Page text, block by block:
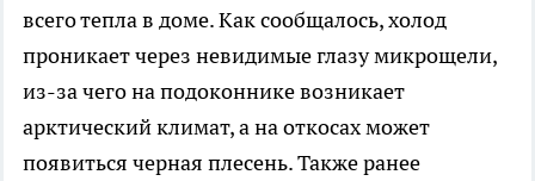
всего тепла в доме. Как сообщалось, холод
проникает через невидимые глазу микрощели,
из-за чего на подоконнике возникает
арктический климат, а на откосах может
появиться черная плесень. Также ранее